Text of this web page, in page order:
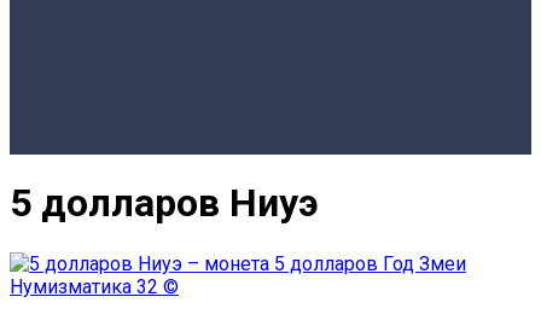
5 долларов Ниуэ
Нумизматика 32 ©